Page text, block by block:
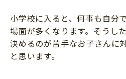
読書感想文
本・読書
運動・あそび・ゲーム
おでかけ
家族
小学校に入ると、何事も自分
場面が多くなります。そうし
決めるのが苦手なお子さんに
と思います。